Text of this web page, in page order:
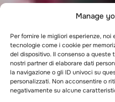
Manage
Per fornire le migliori esperienze, noi
tecnologie come i cookie per
del dispositivo. Il consenso a
nostri partner di elaborare dati
la navigazione o gli ID univoci su
personalizzati. Non acconsentire o
negativamente su alcune